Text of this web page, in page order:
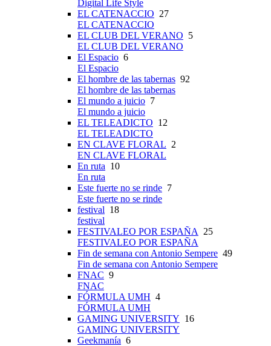
Digital Life Style
EL CATENACCIO 27
EL CATENACCIO
EL CLUB DEL VERANO 5
EL CLUB DEL VERANO
El Espacio 6
El Espacio
El hombre de las tabernas 92
El hombre de las tabernas
El mundo a juicio 7
El mundo a juicio
EL TELEADICTO 12
EL TELEADICTO
EN CLAVE FLORAL 2
EN CLAVE FLORAL
En ruta 10
En ruta
Este fuerte no se rinde 7
Este fuerte no se rinde
festival 18
festival
FESTIVALEO POR ESPAÑA 25
FESTIVALEO POR ESPAÑA
Fin de semana con Antonio Sempere 49
Fin de semana con Antonio Sempere
FNAC 9
FNAC
FÓRMULA UMH 4
FÓRMULA UMH
GAMING UNIVERSITY 16
GAMING UNIVERSITY
Geekmanía 6